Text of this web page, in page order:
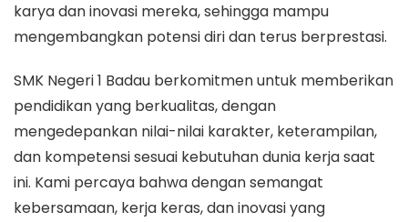
karya dan inovasi mereka, sehingga mampu
mengembangkan potensi diri dan terus berprestasi.
SMK Negeri 1 Badau berkomitmen untuk memberikan
pendidikan yang berkualitas, dengan
mengedepankan nilai-nilai karakter, keterampilan,
dan kompetensi sesuai kebutuhan dunia kerja saat
ini. Kami percaya bahwa dengan semangat
kebersamaan, kerja keras, dan inovasi yang